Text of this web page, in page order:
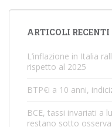
g
ARTICOLI RECENTI
L’inflazione in Italia
rispetto al 2025
BTP€i a 10 anni,
BCE, tassi invariati a
restano sotto